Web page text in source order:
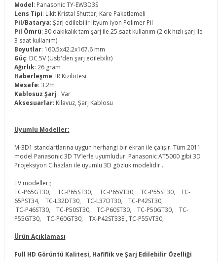
Model: Panasonic TY-EW3D3S
Lens Tipi: Likit Kristal Shutter; Kare Paketlemeli
Pil/Batarya: Şarj edilebilir lityum-iyon Polimer Pil
Pil Ömrü: 30 dakikalık tam şarj ile 25 saat kullanım (2 dk hızlı şarj ile
3 saat kullanım)
Boyutlar: 160.5x42.2x167.6 mm
Güç: DC 5V (Usb'den şarj edilebilir)
Ağırlık: 26 gram
Haberleşme: IR Kızılötesi
Mesafe: 3.2m
Kablosuz Şarj : Var
Aksesuarlar: Kılavuz, Şarj Kablosu
Uyumlu Modeller:
M-3D1 standartlarına uygun herhangi bir ekran ile çalışır. Tüm 2011
model Panasonic 3D TV’lerle uyumludur. Panasonic AT5000 gibi 3D
Projeksiyon Cihazları ile uyumlu 3D gözlük modelidir...
TV modelleri;
TC-P65GT30, TC-P65ST30, TC-P65VT30, TC-P55ST30, TC-
65PST34, TC-L32DT30, TC-L37DT30, TC-P42ST30,
TC-P46ST30, TC-P50ST30, TC-P60ST30, TC-P50GT30, TC-
P55GT30, TC-P60GT30, TX-P42ST33E , TC-P55VT30,
Ürün Açıklaması
Full HD Görüntü Kalitesi, Hafiflik ve Şarj Edilebilir Özelliği